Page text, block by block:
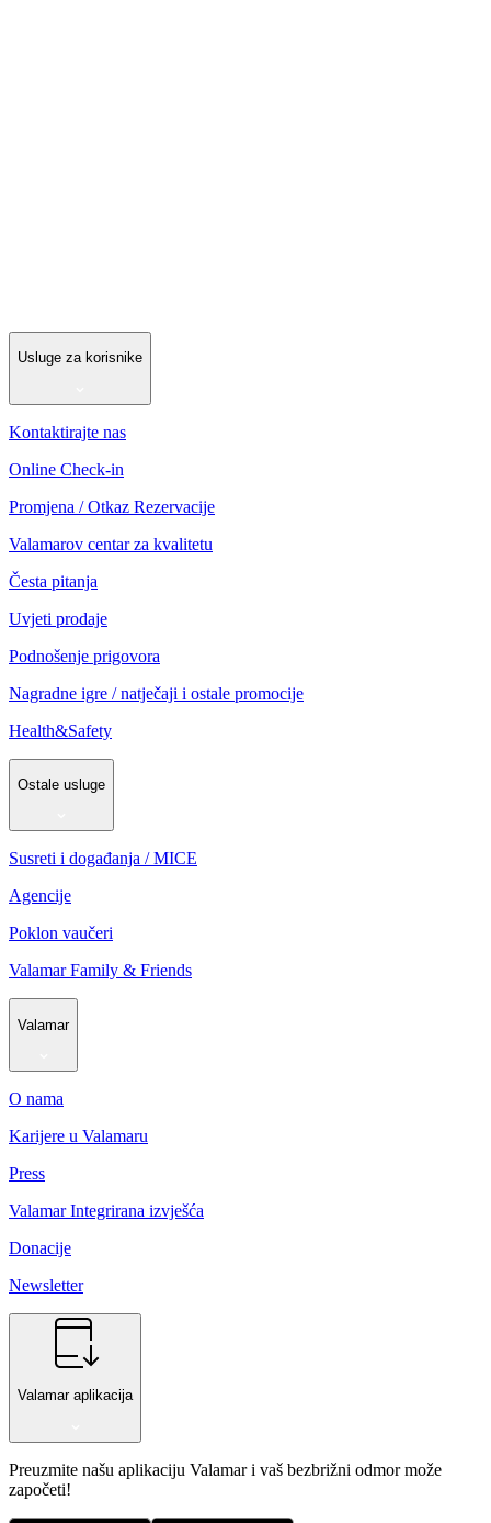
Usluge za korisnike
Kontaktirajte nas
Online Check-in
Promjena / Otkaz Rezervacije
Valamarov centar za kvalitetu
Česta pitanja
Uvjeti prodaje
Podnošenje prigovora
Nagradne igre / natječaji i ostale promocije
Health&Safety
Ostale usluge
Susreti i događanja / MICE
Agencije
Poklon vaučeri
Valamar Family & Friends
Valamar
O nama
Karijere u Valamaru
Press
Valamar Integrirana izvješća
Donacije
Newsletter
Valamar aplikacija
Preuzmite našu aplikaciju Valamar i vaš bezbrižni odmor može
započeti!